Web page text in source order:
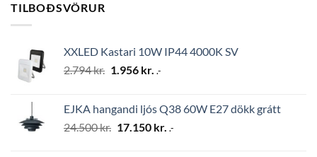
TILBOÐSVÖRUR
XXLED Kastari 10W IP44 4000K SV
2.794kr. Original
2.794 kr..
1.956 kr. Current
1.956 kr..
.-
EJKA hangandi ljós Q38 60W E27 dökk grátt
24.500kr. Original
17.150 kr. Current
.-